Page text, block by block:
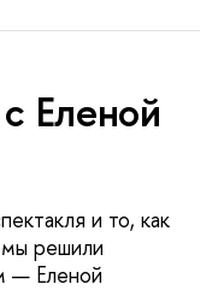
Еленой
и то, как
решили
— Еленой